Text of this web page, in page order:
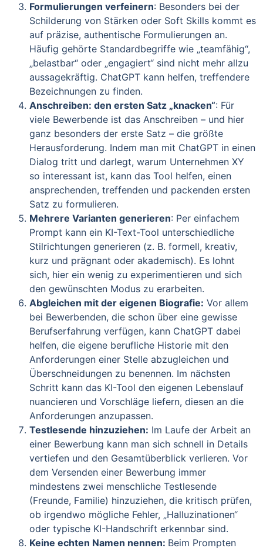
Formulierungen verfeinern: Besonders bei der
Schilderung von Stärken oder Soft Skills kommt es
auf präzise, authentische Formulierungen an.
Häufig gehörte Standardbegriffe wie „teamfähig“,
„belastbar“ oder „engagiert“ sind nicht mehr allzu
aussagekräftig. ChatGPT kann helfen, treffendere
Bezeichnungen zu finden.
Anschreiben: den ersten Satz „knacken“: Für
viele Bewerbende ist das Anschreiben – und hier
ganz besonders der erste Satz – die größte
Herausforderung. Indem man mit ChatGPT in einen
Dialog tritt und darlegt, warum Unternehmen XY
so interessant ist, kann das Tool helfen, einen
ansprechenden, treffenden und packenden ersten
Satz zu formulieren.
Mehrere Varianten generieren: Per einfachem
Prompt kann ein KI-Text-Tool unterschiedliche
Stilrichtungen generieren (z. B. formell, kreativ,
kurz und prägnant oder akademisch). Es lohnt
sich, hier ein wenig zu experimentieren und sich
den gewünschten Modus zu erarbeiten.
Abgleichen mit der eigenen Biografie: Vor allem
bei Bewerbenden, die schon über eine gewisse
Berufserfahrung verfügen, kann ChatGPT dabei
helfen, die eigene berufliche Historie mit den
Anforderungen einer Stelle abzugleichen und
Überschneidungen zu benennen. Im nächsten
Schritt kann das KI-Tool den eigenen Lebenslauf
nuancieren und Vorschläge liefern, diesen an die
Anforderungen anzupassen.
Testlesende hinzuziehen: Im Laufe der Arbeit an
einer Bewerbung kann man sich schnell in Details
vertiefen und den Gesamtüberblick verlieren. Vor
dem Versenden einer Bewerbung immer
mindestens zwei menschliche Testlesende
(Freunde, Familie) hinzuziehen, die kritisch prüfen,
ob irgendwo mögliche Fehler, „Halluzinationen“
oder typische KI-Handschrift erkennbar sind.
Keine echten Namen nennen: Beim Prompten